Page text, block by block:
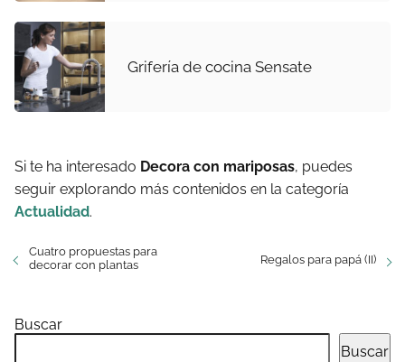
Grifería de cocina Sensate
Si te ha interesado Decora con mariposas, puedes
seguir explorando más contenidos en la categoría
Actualidad.
Cuatro propuestas para
decorar con plantas
Regalos para papá (II)
Buscar
Buscar